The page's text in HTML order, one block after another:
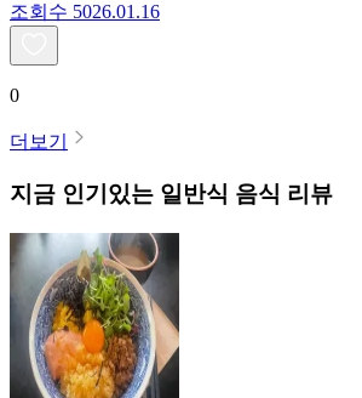
조회수 5026.01.16
0
더보기
지금 인기있는 일반식 음식 리뷰